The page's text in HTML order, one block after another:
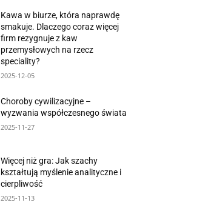
Kawa w biurze, która naprawdę
smakuje. Dlaczego coraz więcej
firm rezygnuje z kaw
przemysłowych na rzecz
speciality?
2025-12-05
Choroby cywilizacyjne –
wyzwania współczesnego świata
2025-11-27
Więcej niż gra: Jak szachy
kształtują myślenie analityczne i
cierpliwość
2025-11-13